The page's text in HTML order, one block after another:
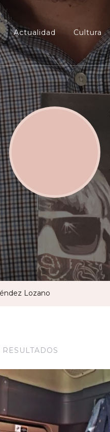
Actualidad Cultura
Lozano